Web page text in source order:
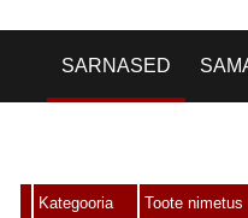
SARNASED
Kategooria Toote nimetus